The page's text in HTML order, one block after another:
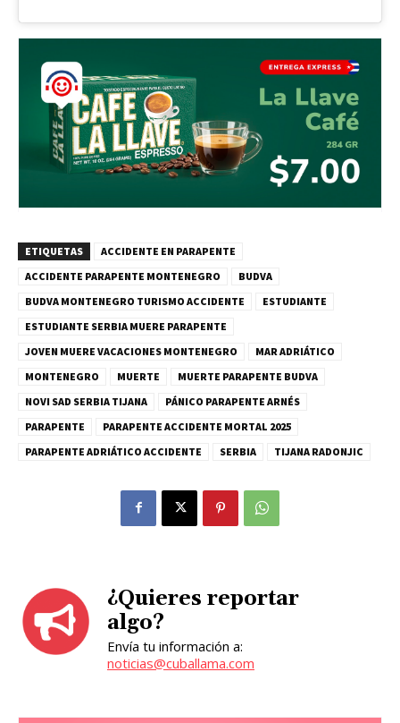
ETIQUETAS
ACCIDENTE EN PARAPENTE
ACCIDENTE PARAPENTE MONTENEGRO
BUDVA
BUDVA MONTENEGRO TURISMO ACCIDENTE
ESTUDIANTE
ESTUDIANTE SERBIA MUERE PARAPENTE
JOVEN MUERE VACACIONES MONTENEGRO
MAR ADRIÁTICO
MONTENEGRO
MUERTE
MUERTE PARAPENTE BUDVA
NOVI SAD SERBIA TIJANA
PÁNICO PARAPENTE ARNÉS
PARAPENTE
PARAPENTE ACCIDENTE MORTAL 2025
PARAPENTE ADRIÁTICO ACCIDENTE
SERBIA TIJANA RADONJIC
¿Quieres reportar
algo?
Envía tu información a:
noticias@cuballama.com